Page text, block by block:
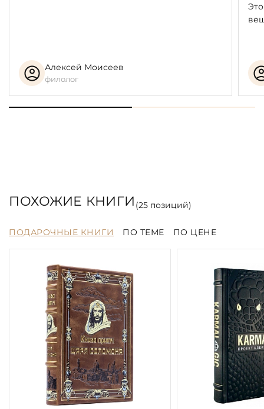
Алексей Моисеев
филолог
ПОХОЖИЕ КНИГИ (25позиций)
ПОДАРОЧНЫЕ КНИГИ ПО ТЕМЕ ПО ЦЕНЕ